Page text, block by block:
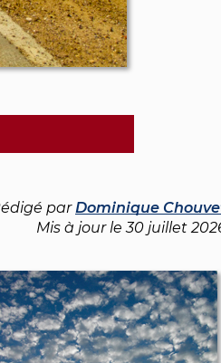
parDominique
Mis à jour le30 juillet